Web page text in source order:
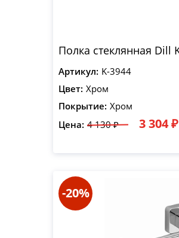
Полка стеклянная Dill
Артикул: K-3944
Цвет: Хром
Покрытие: Хром
Цена: 4 130 ₽ 3 304 ₽
-20%